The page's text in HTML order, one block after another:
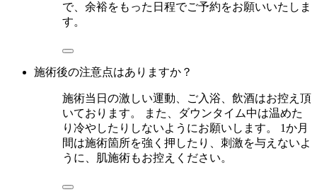
で、余裕をもった日程でご予約をお願いいたしま
す。
施術後の注意点はありますか？
施術当日の激しい運動、ご入浴、飲酒はお控え頂
いております。 また、ダウンタイム中は温めた
り冷やしたりしないようにお願いします。 1か月
間は施術箇所を強く押したり、刺激を与えないよ
うに、肌施術もお控えください。